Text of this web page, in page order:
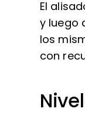
El
y luego
los
con